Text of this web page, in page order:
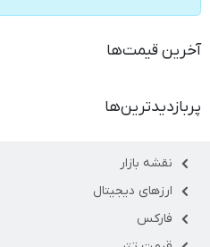
آخرین قیمت‌ها
پربازدیدترین‌ها
نقشه بازار
ارزهای دیجیتال
فارکس